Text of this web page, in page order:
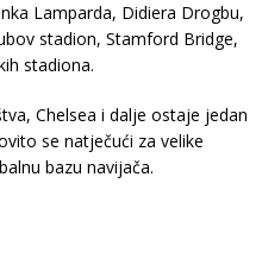
Lamparda, Didiera Drogbu,
stadion, Stamford Bridge,
stadiona.
Chelsea i dalje ostaje jedan
se natječući za velike
bazu navijača.